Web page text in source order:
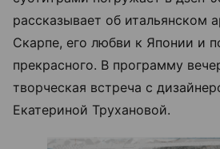
рассказывает об итальянском
Скарпе, его любви к Японии и
прекрасного. В программу
творческая встреча с
Екатериной Трухановой.